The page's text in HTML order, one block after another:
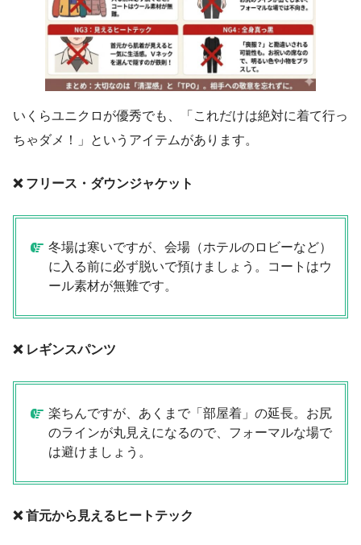
いくらユニクロが優秀でも、「これだけは絶対に着て行っ
ちゃダメ！」というアイテムがあります。
❌ フリース・ダウンジャケット
冬場は寒いですが、会場（ホテルのロビーなど）
に入る前に必ず脱いで預けましょう。コートはウ
ール素材が無難です。
❌ レギンスパンツ
楽ちんですが、あくまで「部屋着」の延長。お尻
のラインが丸見えになるので、フォーマルな場で
は避けましょう。
❌ 首元から見えるヒートテック